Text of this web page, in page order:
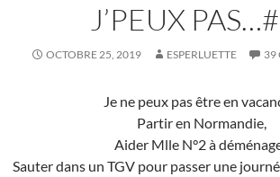
J’PEUX
OCTOBRE 25, 2019 ESPERLUETTE 39
Je ne peux pas être en
Partir en Normandie,
Aider Mlle N°2 à
Sauter dans un TGV pour passer une